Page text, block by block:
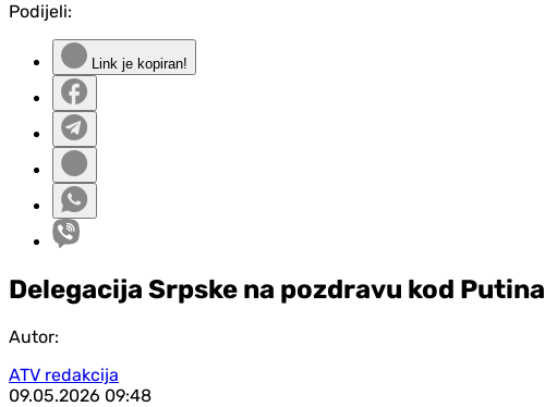
Podijeli:
Link je kopiran!
Delegacija Srpske na pozdravu kod Putina
Autor:
ATV redakcija
09.05.2026 09:48